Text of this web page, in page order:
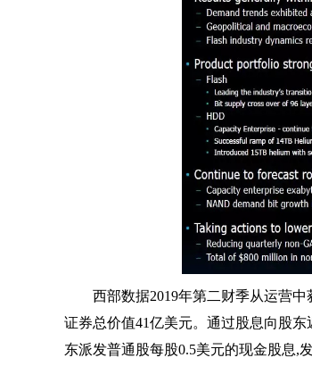
西部数据2019年第二财季从运营
证券总价值41亿美元。通过股息向股
东派发普通股每股0.5美元的现金股息,